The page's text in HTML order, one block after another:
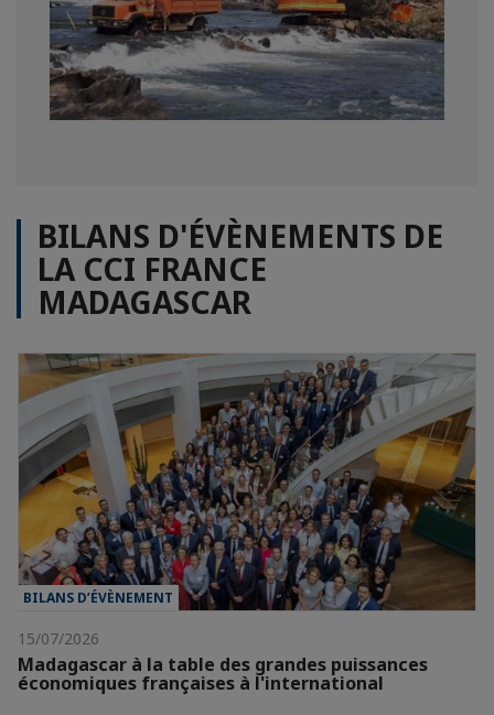
BILANS D'ÉVÈNEMENTS DE
LA CCI FRANCE
MADAGASCAR
BILANS D’ÉVÈNEMENT
15/07/2026
Madagascar à la table des grandes puissances
économiques françaises à l'international